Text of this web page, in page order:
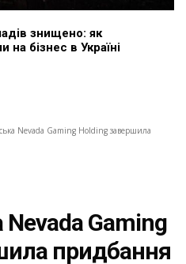
знищено: як
на бізнес в Україні